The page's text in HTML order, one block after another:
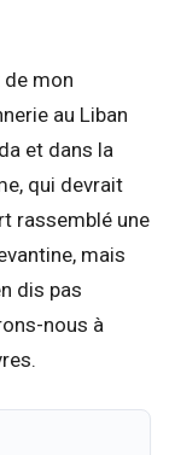
de mon
au Liban
et dans la
qui devrait
rassemblé une
mais
dis pas
nous à